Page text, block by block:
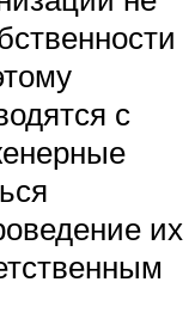
с
их